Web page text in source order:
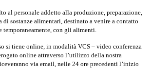
al personale addetto alla produzione, preparazione,
sostanze alimentari, destinato a venire a contatto
con gli alimenti.
si tiene online, in modalità VCS – video conferenza
online attraverso l’utilizzo della nostra
via email, nelle 24 ore precedenti l’inizio